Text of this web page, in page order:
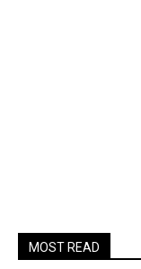
MOST READ